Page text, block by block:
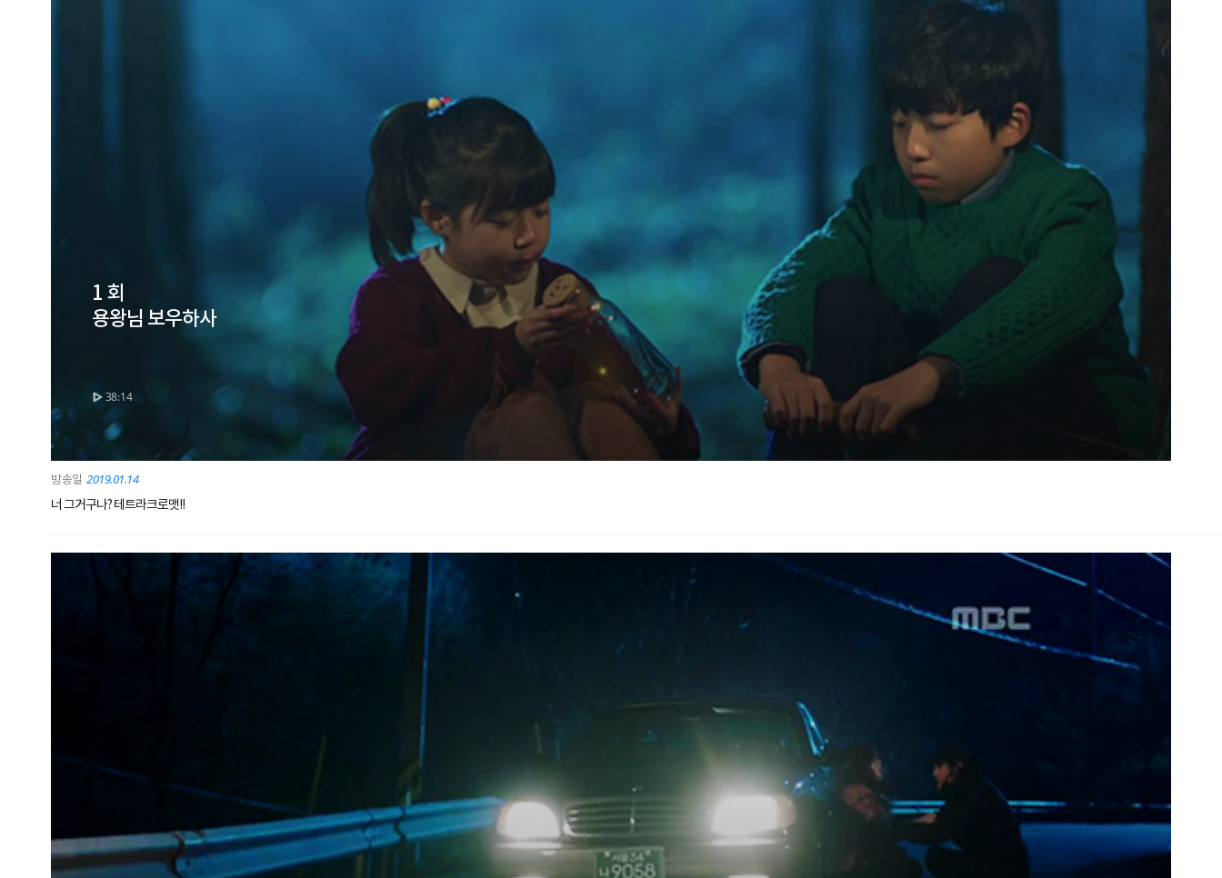
1 회
용왕님 보우하사
38:14
2019.01.14
너 그거구나? 테트라크로맷!!